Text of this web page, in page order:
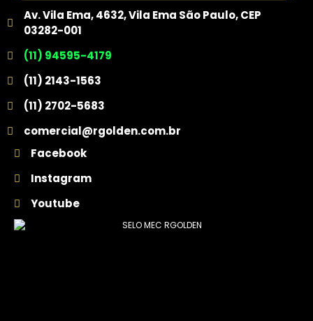
Av. Vila Ema, 4632, Vila Ema São Paulo, CEP
03282-001
(11) 94595-4179
(11) 2143-1563
(11) 2702-5683
comercial@rgolden.com.br
Facebook
Instagram
Youtube